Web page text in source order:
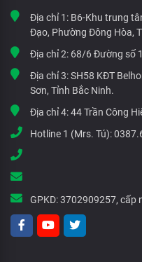
Địa chỉ 1: B6-Khu trung
Đạo, Phường Đông Hòa,
Địa chỉ 2: 68/6 Đường số
Địa chỉ 3:SH58 KĐT
Sơn, Tỉnh Bắc Ninh.
Địa chỉ 4:44 Trần Công
Hotline 1 (Mrs. Tú):
GPKD:3702909257, cấp